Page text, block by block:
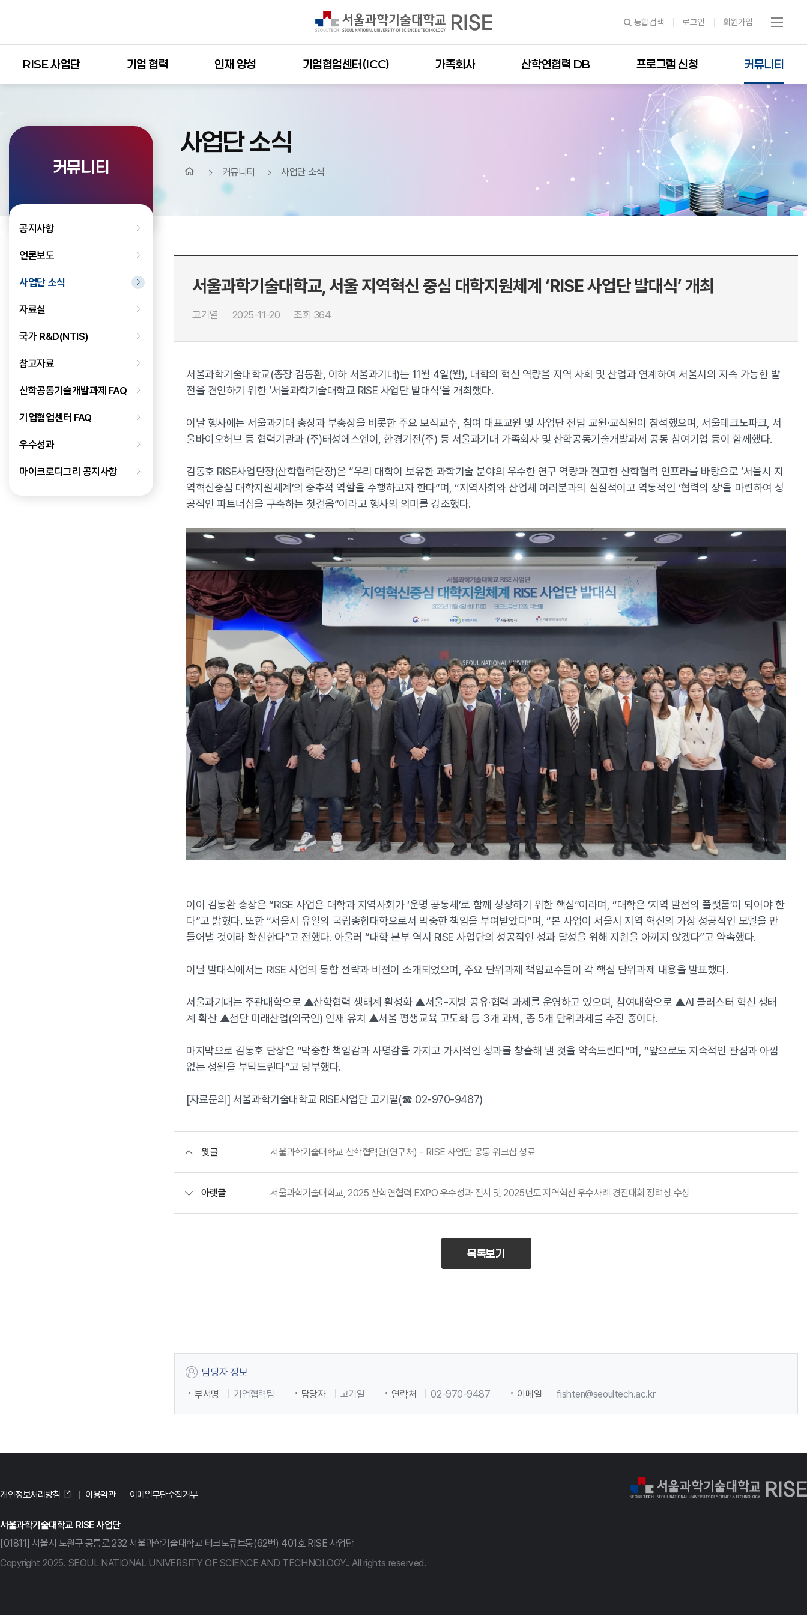
통합검색 로그인 회원가입
RISE 사업단 기업 협력 인재 양성 기업협업센터(ICC) 가족회사 산학연협력 DB 프로그램 신청 커뮤니티
사업단 소식
커뮤니티 사업단 소식
커뮤니티
공지사항
언론보도
사업단 소식
자료실
국가 R&D(NTIS)
참고자료
산학공동기술개발과제 FAQ
기업협업센터 FAQ
우수성과
마이크로디그리 공지사항
서울과학기술대학교, 서울 지역혁신 중심 대학지원체계 ‘RISE 사업단 발대식’ 개최
고기열 2025-11-20 조회 364
서울과학기술대학교(총장 김동환, 이하 서울과기대)는 11월 4일(월), 대학의 혁신 역량을 지역 사회 및 산업과 연계하여 서울시의 지속 가능한 발
전을 견인하기 위한 ‘서울과학기술대학교 RISE 사업단 발대식’을 개최했다.
이날 행사에는 서울과기대 총장과 부총장을 비롯한 주요 보직교수, 참여 대표교원 및 사업단 전담 교원·교직원이 참석했으며, 서울테크노파크, 서
울바이오허브 등 협력기관과 (주)태성에스엔이, 한경기전(주) 등 서울과기대 가족회사 및 산학공동기술개발과제 공동 참여기업 등이 함께했다.
김동호 RISE사업단장(산학협력단장)은 “우리 대학이 보유한 과학기술 분야의 우수한 연구 역량과 견고한 산학협력 인프라를 바탕으로 ‘서울시 지
역혁신중심 대학지원체계’의 중추적 역할을 수행하고자 한다”며, “지역사회와 산업체 여러분과의 실질적이고 역동적인 ‘협력의 장’을 마련하여 성
공적인 파트너십을 구축하는 첫걸음”이라고 행사의 의미를 강조했다.
이어 김동환 총장은 “RISE 사업은 대학과 지역사회가 ‘운명 공동체’로 함께 성장하기 위한 핵심”이라며, “대학은 ‘지역 발전의 플랫폼’이 되어야 한
다”고 밝혔다. 또한 “서울시 유일의 국립종합대학으로서 막중한 책임을 부여받았다”며, “본 사업이 서울시 지역 혁신의 가장 성공적인 모델을 만
들어낼 것이라 확신한다”고 전했다. 아울러 “대학 본부 역시 RISE 사업단의 성공적인 성과 달성을 위해 지원을 아끼지 않겠다”고 약속했다.
이날 발대식에서는 RISE 사업의 통합 전략과 비전이 소개되었으며, 주요 단위과제 책임교수들이 각 핵심 단위과제 내용을 발표했다.
서울과기대는 주관대학으로 ▲산학협력 생태계 활성화 ▲서울-지방 공유·협력 과제를 운영하고 있으며, 참여대학으로 ▲AI 클러스터 혁신 생태
계 확산 ▲첨단 미래산업(외국인) 인재 유치 ▲서울 평생교육 고도화 등 3개 과제, 총 5개 단위과제를 추진 중이다.
마지막으로 김동호 단장은 “막중한 책임감과 사명감을 가지고 가시적인 성과를 창출해 낼 것을 약속드린다”며, “앞으로도 지속적인 관심과 아낌
없는 성원을 부탁드린다”고 당부했다.
[자료문의] 서울과학기술대학교 RISE사업단 고기열(☎ 02-970-9487)
윗글 서울과학기술대학교 산학협력단(연구처) - RISE 사업단 공동 워크샵 성료
아랫글 서울과학기술대학교, 2025 산학연협력 EXPO 우수성과 전시 및 2025년도 지역혁신 우수사례 경진대회 장려상 수상
목록보기
담당자 정보
부서명 기업협력팀 담당자 고기열 연락처 02-970-9487 이메일 fishten@seoultech.ac.kr
개인정보처리방침 이용약관 이메일무단수집거부
서울과학기술대학교 RISE 사업단
[01811] 서울시 노원구 공릉로 232 서울과학기술대학교 테크노큐브동(62번) 401호 RISE 사업단
Copyright 2025. SEOUL NATIONAL UNIVERSITY OF SCIENCE AND TECHNOLOGY.. All rights reserved.